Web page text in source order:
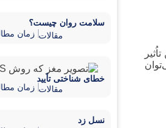
سلامت روان چیست؟
مقالات زمان مطالعه:
خطای شناختی تأیید
مقالات زمان مطالعه:
نسل زد